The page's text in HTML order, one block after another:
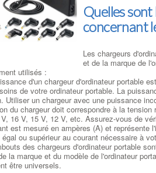
Quelles
concernant
Les chargeurs
et de la marque de
utilisés :
d'un chargeur d'ordinateur portable
de votre ordinateur portable. La
Utiliser un chargeur avec une puissance
du chargeur doit correspondre à la
16 V, 15 V, 12 V, etc. Assurez-vous de
est mesuré en ampères (A) et représente
ou supérieur au courant nécessaire à
des chargeurs d'ordinateur portable
la marque et du modèle de l'ordinateur
être universels.